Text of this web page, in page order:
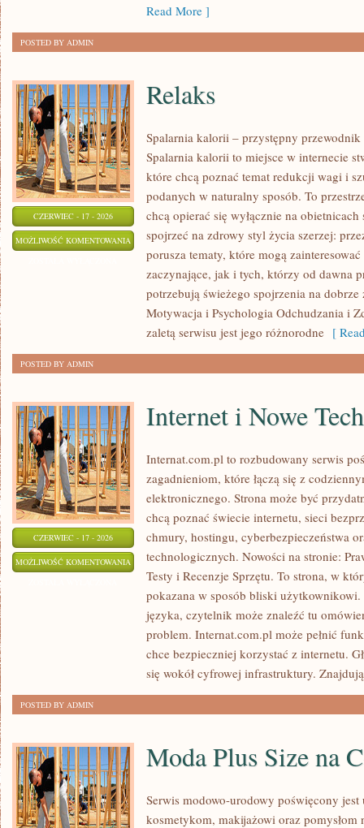
Read More ]
POSTED BY ADMIN
CZERWIEC - 17 - 2026
MOŻLIWOŚĆ KOMENTOWANIA RELAKS
Relaks
Spalarnia kalorii – przystępny przewodnik
Spalarnia kalorii to miejsce w internecie
które chcą poznać temat redukcji wagi i
podanych w naturalny sposób. To
chcą opierać się wyłącznie na
spojrzeć na zdrowy styl życia szerzej:
porusza tematy, które mogą
zaczynające, jak i tych, którzy od dawna
potrzebują świeżego spojrzenia na dobrze
Motywacja i Psychologia Odchudzania i
zaletą serwisu jest jego różnorodne [
POSTED BY ADMIN
CZERWIEC - 17 - 2026
MOŻLIWOŚĆ KOMENTOWANIA INTERNET
NOWE
TECHNOLOGIE
Internet i Nowe
Internat.com.pl to rozbudowany serwis
zagadnieniom, które łączą się z
elektronicznego. Strona może być
chcą poznać świecie internetu, sieci
chmury, hostingu, cyberbezpieczeństwa
technologicznych. Nowości na stronie:
Testy i Recenzje Sprzętu. To strona, w
pokazana w sposób bliski
języka, czytelnik może znaleźć tu
problem. Internat.com.pl może pełnić
chce bezpieczniej korzystać z internetu.
się wokół cyfrowej infrastruktury.
POSTED BY ADMIN
Moda Plus Size na
Serwis modowo-urodowy poświęcony
kosmetykom, makijażowi oraz